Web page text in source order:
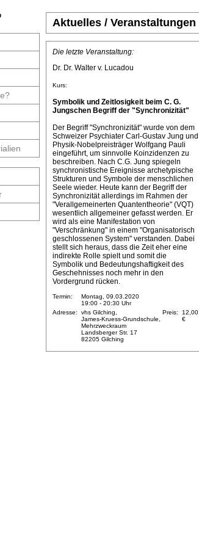
Aktuelles / Veranstaltungen
Die letzte Veranstaltung:
Dr. Dr. Walter v. Lucadou
Kurs:
Symbolik und Zeitlosigkeit beim C. G.
Jungschen Begriff der "Synchronizität"
Der Begriff "Synchronizität" wurde von dem
Schweizer Psychiater Carl-Gustav Jung und
Physik-Nobelpreisträger Wolfgang Pauli
eingeführt, um sinnvolle Koinzidenzen zu
beschreiben. Nach C.G. Jung spiegeln
synchronistische Ereignisse archetypische
Strukturen und Symbole der menschlichen
Seele wieder. Heute kann der Begriff der
Synchronizität allerdings im Rahmen der
"Verallgemeinerten Quantentheorie" (VQT)
wesentlich allgemeiner gefasst werden. Er
wird als eine Manifestation von
"Verschränkung" in einem "Organisatorisch
geschlossenen System" verstanden. Dabei
stellt sich heraus, dass die Zeit eher eine
indirekte Rolle spielt und somit die
Symbolik und Bedeutungshaftigkeit des
Geschehnisses noch mehr in den
Vordergrund rücken.
Termin:
Montag, 09.03.2020
19:00 - 20:30 Uhr
Adresse:
vhs Gilching,
James-Kruess-Grundschule,
Mehrzweckraum
Landsberger Str. 17
82205 Gilching
Preis:
12,00
€